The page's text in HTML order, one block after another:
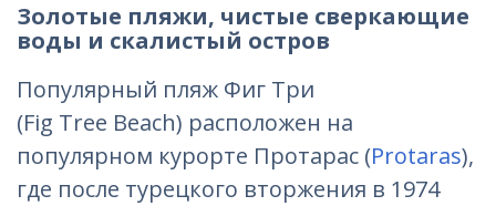
Золотые пляжи, чистые сверкающие
воды и скалистый остров
Популярный пляж Фиг Три
(Fig Tree Beach) расположен на
популярном курорте Протарас (Protaras),
где после турецкого вторжения в 1974